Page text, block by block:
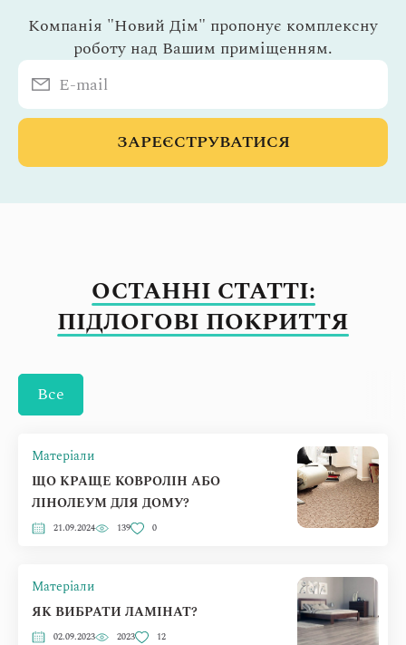
Компанія "Новий Дім" пропонує комплексну
роботу над Вашим приміщенням.
ЗАРЕЄСТРУВАТИСЯ
ОСТАННІ СТАТТІ:
ПІДЛОГОВІ ПОКРИТТЯ
Все
Матеріали
ЩО КРАЩЕ КОВРОЛІН АБО
ЛІНОЛЕУМ ДЛЯ ДОМУ?
21.09.2024 139 0
Матеріали
ЯК ВИБРАТИ ЛАМІНАТ?
02.09.2023 2023 12